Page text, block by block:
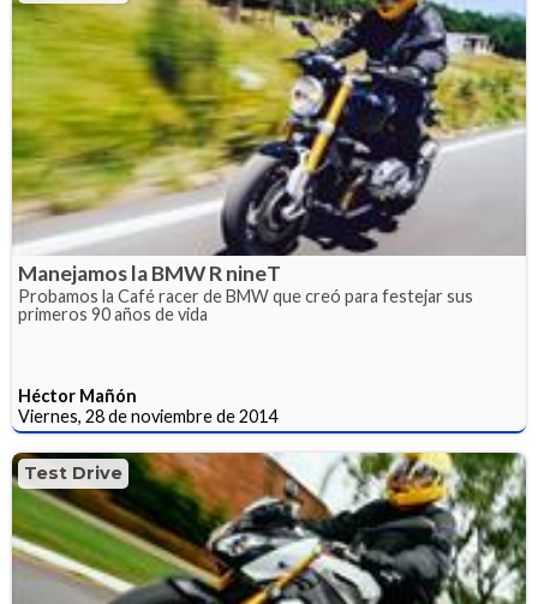
Manejamos la BMW R nineT
Probamos la Café racer de BMW que creó para festejar sus
primeros 90 años de vida
Héctor Mañón
Viernes, 28 de noviembre de 2014
Test Drive